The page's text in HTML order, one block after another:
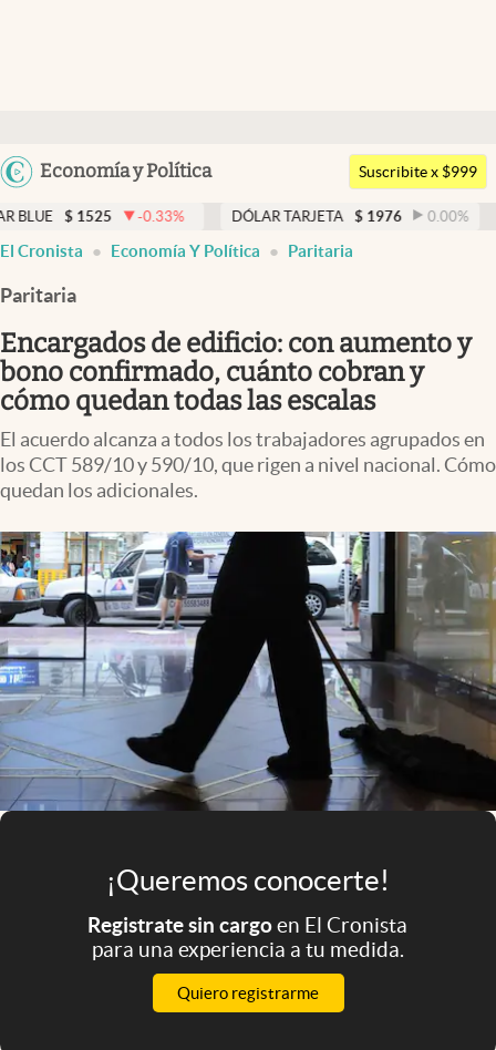
Argentina
Uruguay
Economía y Política
Members
Economía y Política
Finanzas y Mercados
Mercados Online
Negocios
Columnistas
Apertura
Clase
Clima
Mundial 2026
Eventos Corporativos
El Cronista Studio
Mediakit
abre en nueva pestaña
Suscribite x $999
-0.33 % DÓLAR TARJETA $ 1976 0.00% DÓLAR MEP
El Cronista Economía Y Política Paritaria
Paritaria
Encargados de edificio: con aumento y
bono confirmado, cuánto cobran y
cómo quedan todas las escalas
El acuerdo alcanza a todos los trabajadores agrupados en
los CCT 589/10 y 590/10, que rigen a nivel nacional. Cómo
quedan los adicionales.
¡Queremos conocerte!
Registrate sin cargoen El Cronista
para una experiencia a tu medida.
Quiero registrarme